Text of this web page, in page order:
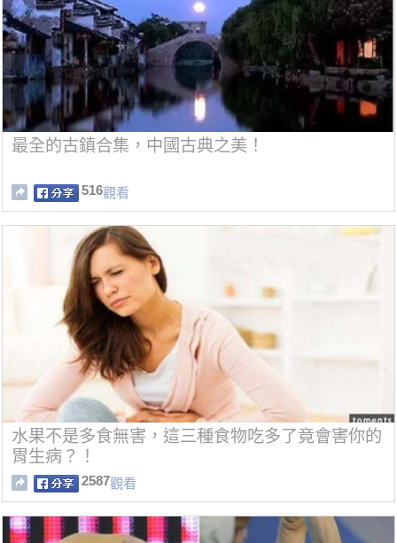
最全的古鎮合集，中國古典之美！
516觀看
水果不是多食無害，這三種食物吃多了竟會害你的
胃生病？！
2587觀看